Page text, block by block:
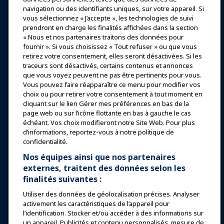
Expositions et Événements
Nouvelles & Funworld
Éducation
Sécurité & Protection
Plaidoyer
À propos de IAAPA
Partenaires
navigation ou des identifiants uniques, sur votre appareil. Si
vous sélectionnez « J’accepte », les technologies de suivi
prendront en charge les finalités affichées dans la section
« Nous et nos partenaires traitons des données pour
fournir ». Si vous choisissez « Tout refuser » ou que vous
retirez votre consentement, elles seront désactivées. Si les
traceurs sont désactivés, certains contenus et annonces
que vous voyez peuvent ne pas être pertinents pour vous.
Vous pouvez faire réapparaître ce menu pour modifier vos
choix ou pour retirer votre consentement à tout moment en
cliquant sur le lien Gérer mes préférences en bas de la
page web ou sur l’icône flottante en bas à gauche le cas
échéant. Vos choix modifieront notre Site Web. Pour plus
d’informations, reportez-vous à notre politique de
confidentialité.
Nos équipes ainsi que nos partenaires
externes, traitent des données selon les
finalités suivantes :
Utiliser des données de géolocalisation précises. Analyser
activement les caractéristiques de l’appareil pour
l’identification. Stocker et/ou accéder à des informations sur